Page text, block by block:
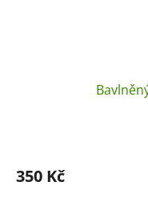
350 Kč